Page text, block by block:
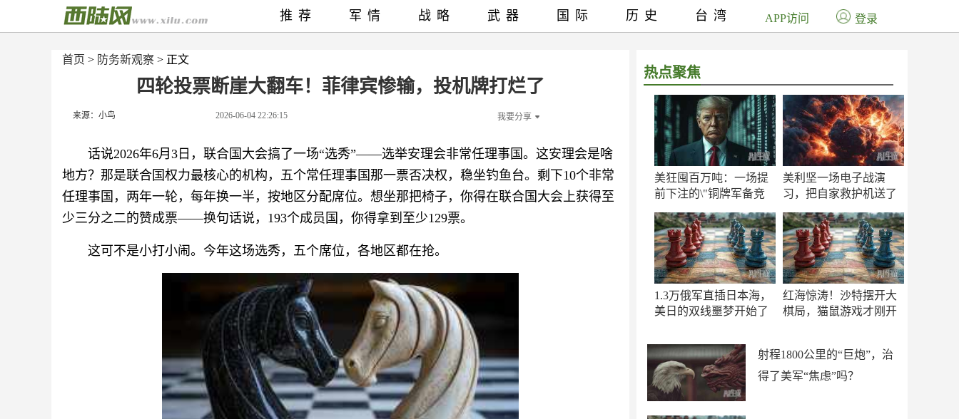
首页 > 防务新观察 > 正文
四轮投票断崖大翻车！菲律宾惨输，投机牌打烂了
来源：小鸟 2026-06-04 22:26:15 我要分享
话说2026年6月3日，联合国大会搞了一场“选秀”——选举安理会非常任理事国。这安理会是啥
地方？那是联合国权力最核心的机构，五个常任理事国那一票否决权，稳坐钓鱼台。剩下10个非常
任理事国，两年一轮，每年换一半，按地区分配席位。想坐那把椅子，你得在联合国大会上获得至
少三分之二的赞成票——换句话说，193个成员国，你得拿到至少129票。
这可不是小打小闹。今年这场选秀，五个席位，各地区都在抢。
热点聚焦
美狂囤百万吨：一场提
前下注的\"铜牌军备竞
美利坚一场电子战演
习，把自家救护机送了
1.3万俄军直插日本海，
美日的双线噩梦开始了
红海惊涛！沙特摆开大
棋局，猫鼠游戏才刚开
射程1800公里的“巨炮”，治
得了美军“焦虑”吗？
推荐 军情 战略 武器 国际 历史 台湾 APP访问 登录